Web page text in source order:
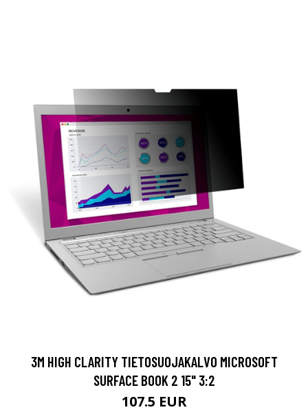
3M HIGH CLARITY TIETOSUOJAKALVO MICROSOFT
SURFACE BOOK 2 15" 3:2
107.5 EUR